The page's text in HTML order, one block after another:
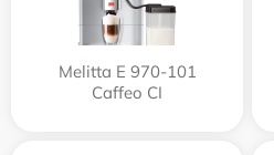
Melitta Е 970-101
Caffeo CI